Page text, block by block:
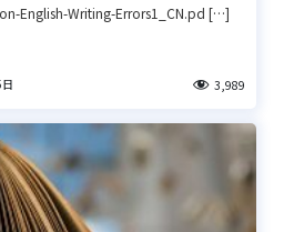
English-Writing-Errors1_CN.pd […]
3,989